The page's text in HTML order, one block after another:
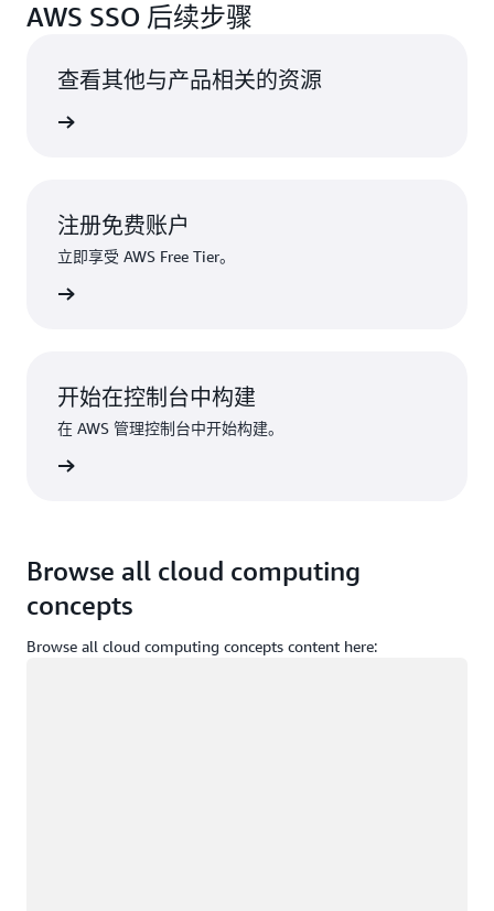
AWS SSO 后续步骤
查看其他与产品相关的资源
注册免费账户
立即享受 AWS Free Tier。
开始在控制台中构建
在 AWS 管理控制台中开始构建。
Browse all cloud computing
concepts
Browse all cloud computing concepts content here: